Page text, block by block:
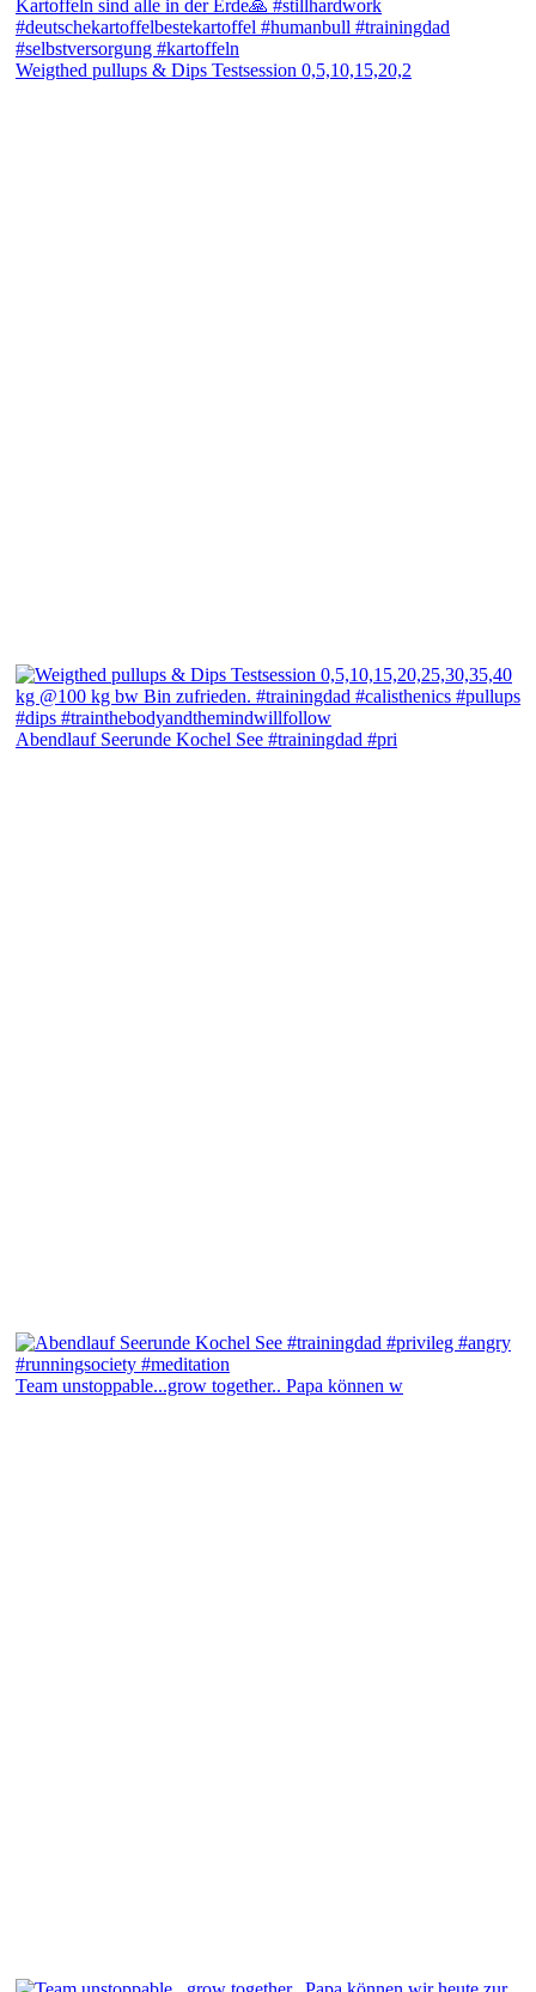
Weigthed pullups & Dips Testsession 0,5,10,15,20,2
Abendlauf Seerunde Kochel See #trainingdad #pri
Team unstoppable...grow together.. Papa können w